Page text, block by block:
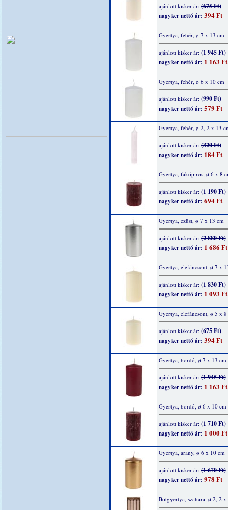
ajánlott kisker ár:(675 Ft)
nagyker nettó ár: 394 Ft
Gyertya, fehér, ø 7 x 13 cm
ajánlott kisker ár:(1 945 Ft)
nagyker nettó ár: 1 163 Ft
Gyertya, fehér, ø 6 x 10 cm
ajánlott kisker ár:(990 Ft)
nagyker nettó ár: 579 Ft
Gyertya, fehér, ø 2, 2 x 13
ajánlott kisker ár:(320 Ft)
nagyker nettó ár: 184 Ft
Gyertya, fakópiros, ø 6 x 8
ajánlott kisker ár:(1 190 Ft)
nagyker nettó ár: 694 Ft
Gyertya, ezüst, ø 7 x 13 cm
ajánlott kisker ár:(2 880 Ft)
nagyker nettó ár: 1 686 Ft
Gyertya, elefáncsont, ø 7 x
ajánlott kisker ár:(1 830 Ft)
nagyker nettó ár: 1 093 Ft
Gyertya, elefáncsont, ø 5 x
ajánlott kisker ár:(675 Ft)
nagyker nettó ár: 394 Ft
Gyertya, bordó, ø 7 x 13 cm
ajánlott kisker ár:(1 945 Ft)
nagyker nettó ár: 1 163 Ft
Gyertya, bordó, ø 6 x 10 cm
ajánlott kisker ár:(1 710 Ft)
nagyker nettó ár: 1 000 Ft
Gyertya, arany, ø 6 x 10 cm
ajánlott kisker ár:(1 670 Ft)
nagyker nettó ár: 978 Ft
Botgyertya, szahara, ø 2, 2 x